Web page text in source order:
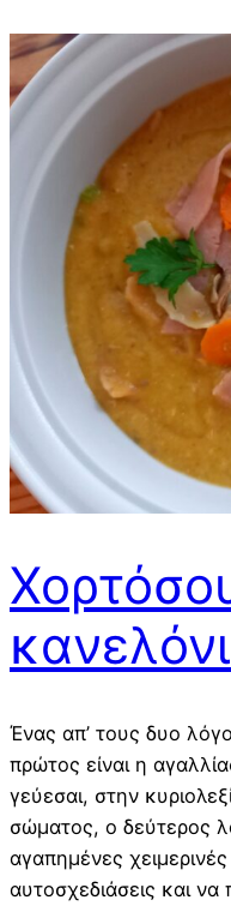
Ένας απ’ τους δυο
πρώτος είναι η
γεύεσαι, στην
σώματος, ο δεύτερος
αγαπημένες
αυτοσχεδιάσεις και